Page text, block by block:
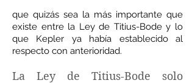
que quizás sea la más importante que
existe entre la Ley de Titius-Bode y lo
que Kepler ya había establecido al
respecto con anterioridad.
La Ley de Titius-Bode solo